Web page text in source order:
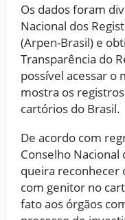
Os dados foram
Nacional dos
(Arpen-Brasil) e
Transparência do
possível acessar o
mostra os
cartórios do Brasil.
De acordo com
Conselho Nacional
queira reconhecer
com genitor no
fato aos órgãos